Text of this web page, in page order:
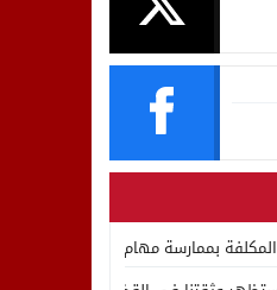
بممارسة مهام المجلس الوطني